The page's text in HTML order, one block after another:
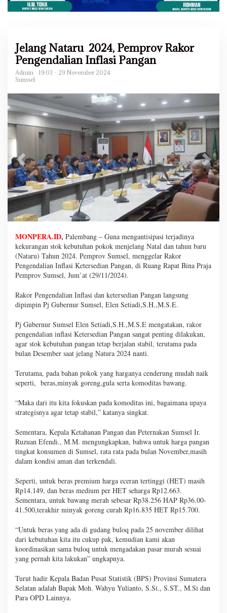
Jelang Nataru 2024, Pemprov Rakor
Pengendalian Inflasi Pangan
Admin
19:03 - 29 November 2024
Sumsel
MONPERA.ID, Palembang – Guna mengantisipasi terjadinya
kekurangan stok kebutuhan pokok menjelang Natal dan tahun baru
(Nataru) Tahun 2024. Pemprov Sumsel, menggelar Rakor
Pengendalian Inflasi Ketersedian Pangan, di Ruang Rapat Bina Praja
Pemprov Sumsel, Jum’at (29/11/2024).
Rakor Pengendalian Inflasi dan ketersedian Pangan langsung
dipimpin Pj Gubernur Sumsel, Elen Setiadi,S.H.,M.S.E.
Pj Gubernur Sumsel Elen Setiadi,S.H.,M.S.E mengatakan, rakor
pengendalian inflasi Ketersedian Pangan sangat penting dilakukan,
agar stok kebutuhan pangan tetap berjalan stabil, terutama pada
bulan Desember saat jelang Natura 2024 nanti.
Terutama, pada bahan pokok yang harganya cenderung mudah naik
seperti, beras,minyak goreng,gula serta komoditas bawang.
“Maka dari itu kita fokuskan pada komoditas ini, bagaimana upaya
strategisnya agar tetap stabil,” katanya singkat.
Sementara, Kepala Ketahanan Pangan dan Peternakan Sumsel Ir.
Ruzuan Efendi., M.M. mengungkapkan, bahwa untuk harga pangan
tingkat konsumen di Sumsel, rata rata pada bulan November,masih
dalam kondisi aman dan terkendali.
Seperti, untuk beras premium harga eceran tertinggi (HET) masih
Rp14.149, dan beras medium per HET seharga Rp12.663.
Sementara, untuk bawang merah sebesar Rp38.256 HAP Rp36.00-
41.500,terakhir minyak goreng curah Rp16.835 HET Rp15.700.
“Untuk beras yang ada di gudang buloq pada 25 november dilihat
dari kebutuhan kita itu cukup pak, kemudian kami akan
koordinasikan sama buloq untuk mengadakan pasar murah sesuai
yang pernah kita lakukan” ungkapnya.
Turut hadir Kepala Badan Pusat Statistik (BPS) Provinsi Sumatera
Selatan adalah Bapak Moh. Wahyu Yulianto, S.Si., S.ST., M.Si dan
Para OPD Lainnya.